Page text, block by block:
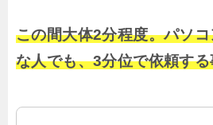
この間大体2分程度。パソ
な人でも、3分位で依頼す